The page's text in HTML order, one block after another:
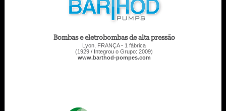
Bombas e eletrobombas de alta pressão
Lyon, FRANÇA - 1 fábrica
(1929 / Integrou o Grupo: 2009)
www.barthod-pompes.com